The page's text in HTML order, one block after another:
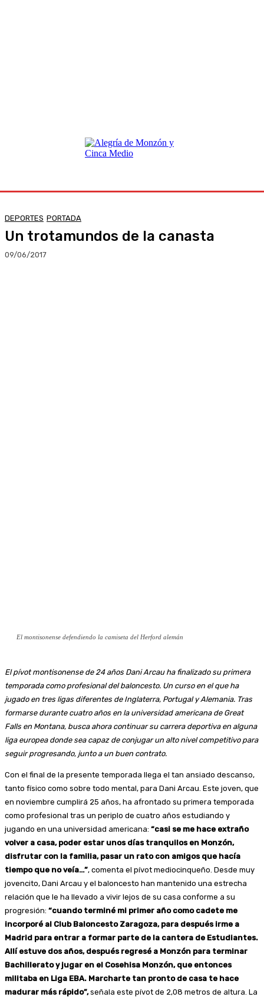
DEPORTES PORTADA
Un trotamundos de la canasta
09/06/2017
El montisonense defendiendo la camiseta del Herford alemán
El pívot montisonense de 24 años Dani Arcau ha finalizado su primera
temporada como profesional del baloncesto. Un curso en el que ha
jugado en tres ligas diferentes de Inglaterra, Portugal y Alemania. Tras
formarse durante cuatro años en la universidad americana de Great
Falls en Montana, busca ahora continuar su carrera deportiva en alguna
liga europea donde sea capaz de conjugar un alto nivel competitivo para
seguir progresando, junto a un buen contrato.
Con el final de la presente temporada llega el tan ansiado descanso,
tanto físico como sobre todo mental, para Dani Arcau. Este joven, que
en noviembre cumplirá 25 años, ha afrontado su primera temporada
como profesional tras un periplo de cuatro años estudiando y
jugando en una universidad americana: “casi se me hace extraño
volver a casa, poder estar unos días tranquilos en Monzón,
disfrutar con la familia, pasar un rato con amigos que hacía
tiempo que no veía…”, comenta el pívot mediocinqueño. Desde muy
jovencito, Dani Arcau y el baloncesto han mantenido una estrecha
relación que le ha llevado a vivir lejos de su casa conforme a su
progresión: “cuando terminé mi primer año como cadete me
incorporé al Club Baloncesto Zaragoza, para después irme a
Madrid para entrar a formar parte de la cantera de Estudiantes.
Allí estuve dos años, después regresé a Monzón para terminar
Bachillerato y jugar en el Cosehisa Monzón, que entonces
militaba en Liga EBA. Marcharte tan pronto de casa te hace
madurar más rápido”,señala este pívot de 2,08 metros de altura. La